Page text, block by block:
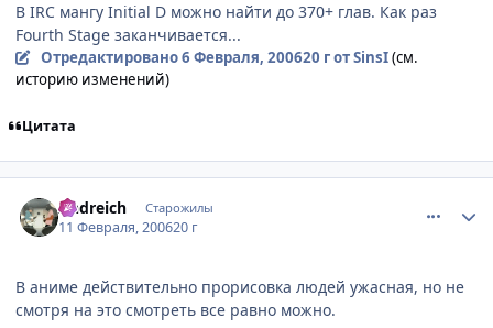
В IRC мангу Initial D можно найти до 370+ глав. Как раз
Fourth Stage заканчивается...
Отредактировано6 Февраля, 200620 гот SinsI(см.
историю изменений)
Цитата
Andreich Старожилы
11 Февраля, 200620 г
В аниме действительно прорисовка людей ужасная, но не
смотря на это смотреть все равно можно.